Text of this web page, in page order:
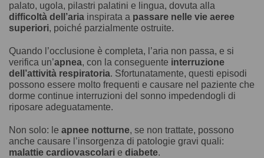
palato, ugola, pilastri palatini e lingua, dovuta alla
difficoltà dell’aria inspirata a passare nelle vie aeree
superiori, poiché parzialmente ostruite.
Quando l’occlusione è completa, l’aria non passa, e si
verifica un’apnea, con la conseguente interruzione
dell’attività respiratoria. Sfortunatamente, questi episodi
possono essere molto frequenti e causare nel paziente che
dorme continue interruzioni del sonno impedendogli di
riposare adeguatamente.
Non solo: le apnee notturne, se non trattate, possono
anche causare l’insorgenza di patologie gravi quali:
malattie cardiovascolari e diabete.